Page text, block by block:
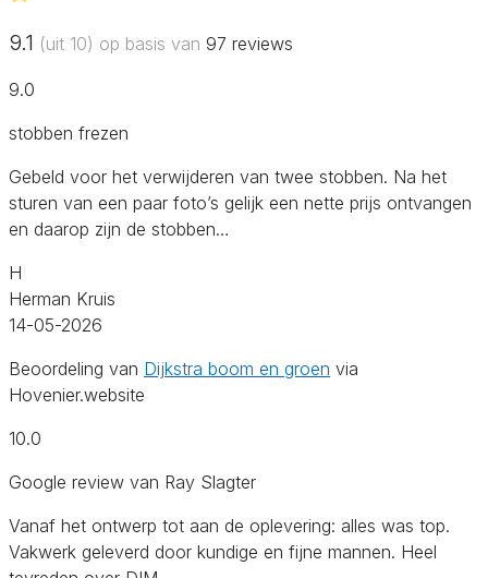
9.1 (uit 10) op basis van 97 reviews
9.0
stobben frezen
Gebeld voor het verwijderen van twee stobben. Na het
sturen van een paar foto’s gelijk een nette prijs ontvangen
en daarop zijn de stobben…
H
Herman Kruis
14-05-2026
Beoordeling van Dijkstra boom en groen via
Hovenier.website
10.0
Google review van Ray Slagter
Vanaf het ontwerp tot aan de oplevering: alles was top.
Vakwerk geleverd door kundige en fijne mannen. Heel